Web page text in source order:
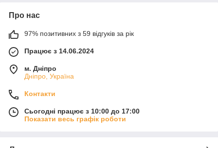
Про нас
97% позитивних з 59 відгуків за рік
Працює з 14.06.2024
м. Дніпро
Дніпро, Україна
Контакти
Сьогодні працює з 10:00 до 17:00
Показати весь графік роботи